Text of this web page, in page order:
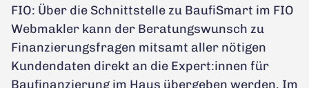
FIO: Über die Schnittstelle zu BaufiSmart im FIO
Webmakler kann der Beratungswunsch zu
Finanzierungsfragen mitsamt aller nötigen
Kundendaten direkt an die Expert:innen für
Baufinanzierung im Haus übergeben werden. Im